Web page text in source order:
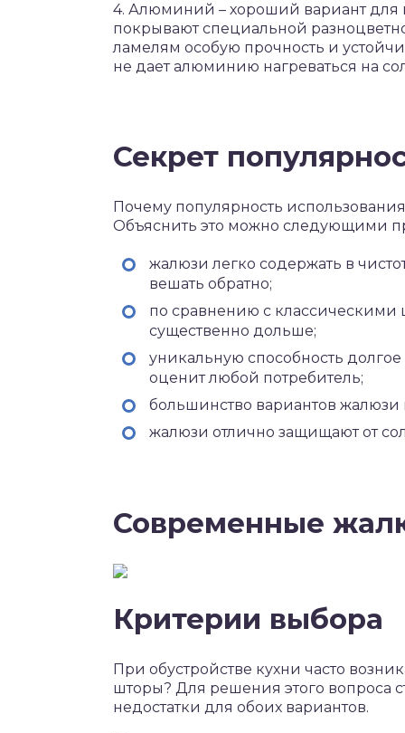
4. Алюминий – хороший вариант для
покрывают специальной
ламелям особую прочность и
не дает алюминию нагреваться на
Секрет
Почему популярность
Объяснить это можно следующими
жалюзи легко содержать в
вешать обратно;
по сравнению с классическими
существенно дольше;
уникальную способность
оценит любой потребитель;
большинство вариантов жалюзи
жалюзи отлично защищают от
Современные
Критерии выбора
При обустройстве кухни часто
шторы? Для решения этого вопроса
недостатки для обоих вариантов.